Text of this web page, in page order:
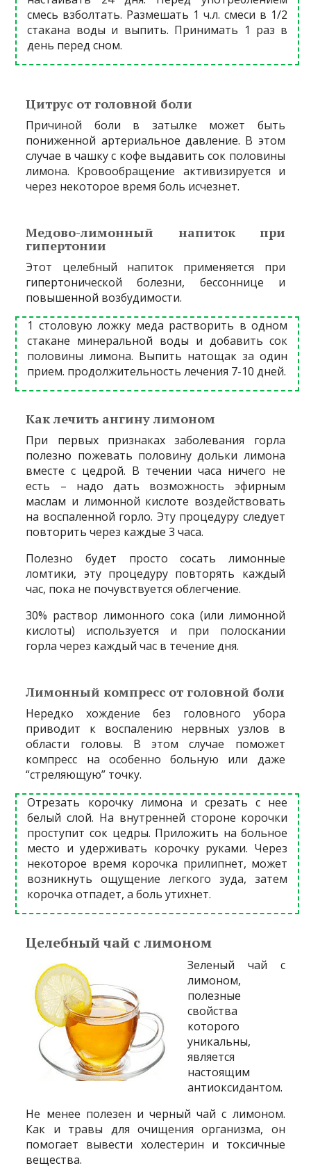
смесь взболтать. Размешать 1 ч.л. смеси в 1/2
стакана воды и выпить. Принимать 1 раз в
день перед сном.
Цитрус от головной боли
Причиной боли в затылке может быть
пониженной артериальное давление. В этом
случае в чашку с кофе выдавить сок половины
лимона. Кровообращение активизируется и
через некоторое время боль исчезнет.
Медово-лимонный напиток при
гипертонии
Этот целебный напиток применяется при
гипертонической болезни, бессоннице и
повышенной возбудимости.
1 столовую ложку меда растворить в одном
стакане минеральной воды и добавить сок
половины лимона. Выпить натощак за один
прием. продолжительность лечения 7-10 дней.
Как лечить ангину лимоном
При первых признаках заболевания горла
полезно пожевать половину дольки лимона
вместе с цедрой. В течении часа ничего не
есть – надо дать возможность эфирным
маслам и лимонной кислоте воздействовать
на воспаленной горло. Эту процедуру следует
повторить через каждые 3 часа.
Полезно будет просто сосать лимонные
ломтики, эту процедуру повторять каждый
час, пока не почувствуется облегчение.
30% раствор лимонного сока (или лимонной
кислоты) используется и при полоскании
горла через каждый час в течение дня.
Лимонный компресс от головной боли
Нередко хождение без головного убора
приводит к воспалению нервных узлов в
области головы. В этом случае поможет
компресс на особенно больную или даже
“стреляющую” точку.
Отрезать корочку лимона и срезать с нее
белый слой. На внутренней стороне корочки
проступит сок цедры. Приложить на больное
место и удерживать корочку руками. Через
некоторое время корочка прилипнет, может
возникнуть ощущение легкого зуда, затем
корочка отпадет, а боль утихнет.
Целебный чай с лимоном
Зеленый чай с
лимоном,
полезные
свойства
которого
уникальны,
является
настоящим
антиоксидантом.
Не менее полезен и черный чай с лимоном.
Как и травы для очищения организма, он
помогает вывести холестерин и токсичные
вещества.